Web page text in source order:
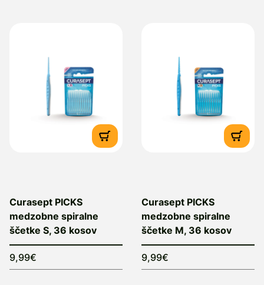
Curasept PICKS
medzobne spiralne
ščetke S, 36 kosov
9,99€
Curasept PICKS
medzobne spiralne
ščetke M, 36 kosov
9,99€